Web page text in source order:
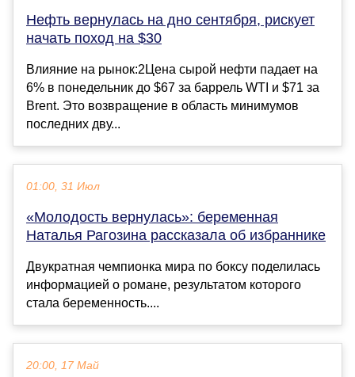
Нефть вернулась на дно сентября, рискует
начать поход на $30
Влияние на рынок:2Цена сырой нефти падает на
6% в понедельник до $67 за баррель WTI и $71 за
Brent. Это возвращение в область минимумов
последних дву...
01:00, 31 Июл
«Молодость вернулась»: беременная
Наталья Рагозина рассказала об избраннике
Двукратная чемпионка мира по боксу поделилась
информацией о романе, результатом которого
стала беременность....
20:00, 17 Май